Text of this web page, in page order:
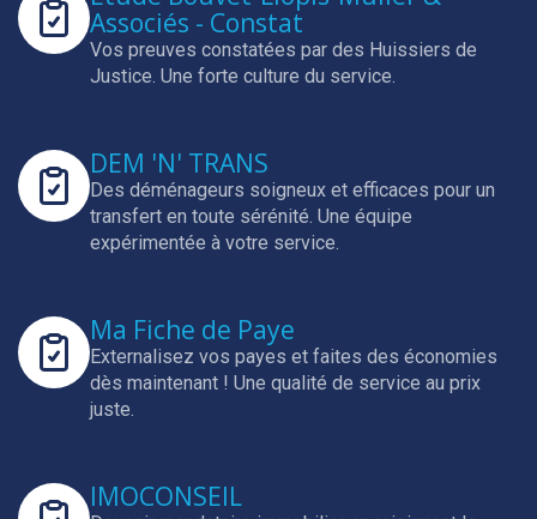
Associés - Constat
Vos preuves constatées par des Huissiers de
Justice. Une forte culture du service.
DEM 'N' TRANS
Des déménageurs soigneux et efficaces pour un
transfert en toute sérénité. Une équipe
expérimentée à votre service.
Ma Fiche de Paye
Externalisez vos payes et faites des économies
dès maintenant ! Une qualité de service au prix
juste.
IMOCONSEIL